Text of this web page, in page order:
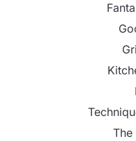
The